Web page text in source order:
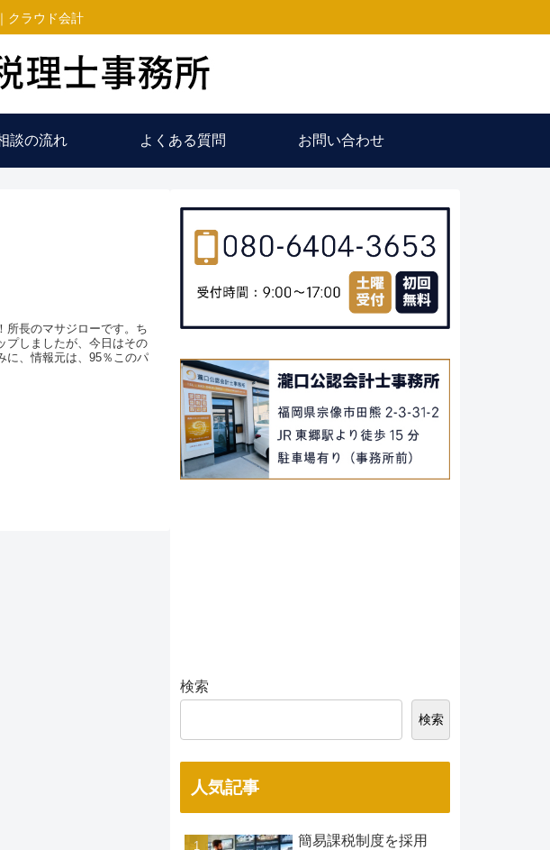
クラウド会計
談の流れ よくある質問 お問い合わせ
所長のマサジローです。ち
プしましたが、今日はその
に、情報元は、95％このパ
検索
検索
人気記事
簡易課税制度を採用